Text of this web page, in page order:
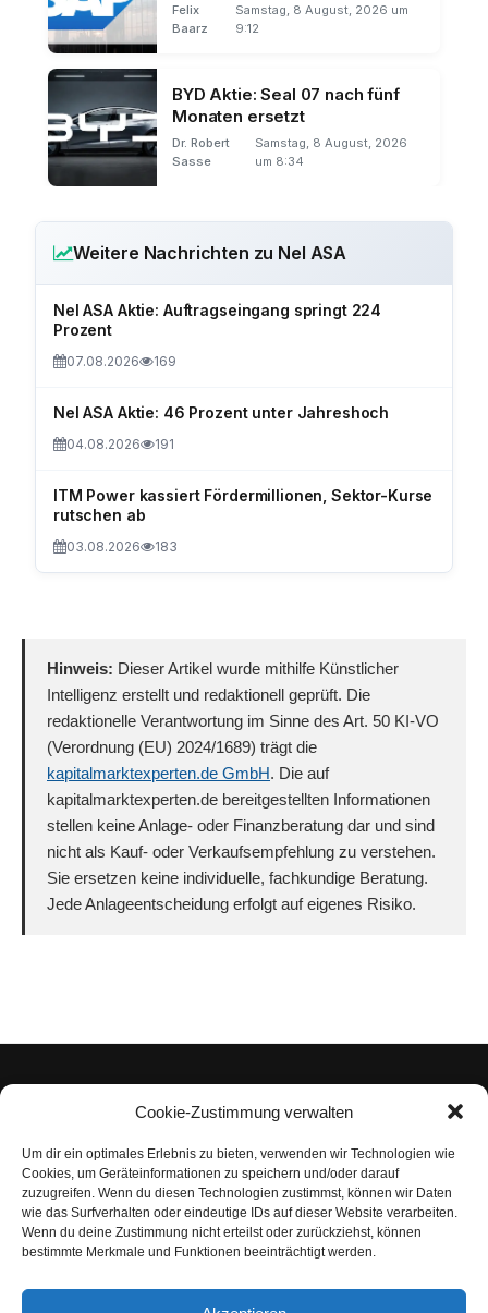
Cookie-Zustimmung verwalten
Um dir ein optimales Erlebnis zu bieten, verwenden wir Technologien wie
Cookies, um Geräteinformationen zu speichern und/oder darauf
zuzugreifen. Wenn du diesen Technologien zustimmst, können wir Daten
wie das Surfverhalten oder eindeutige IDs auf dieser Website verarbeiten.
Wenn du deine Zustimmung nicht erteilst oder zurückziehst, können
bestimmte Merkmale und Funktionen beeinträchtigt werden.
Felix
Baarz
Samstag, 8 August, 2026 um
9:12
BYD Aktie: Seal 07 nach fünf
Monaten ersetzt
Dr. Robert
Sasse
Samstag, 8 August, 2026
um 8:34
Weitere Nachrichten zu Nel ASA
Nel ASA Aktie: Auftragseingang springt 224
Prozent
07.08.2026 169
Nel ASA Aktie: 46 Prozent unter Jahreshoch
04.08.2026 191
ITM Power kassiert Fördermillionen, Sektor-Kurse
rutschen ab
03.08.2026 183
Hinweis: Dieser Artikel wurde mithilfe Künstlicher
Intelligenz erstellt und redaktionell geprüft. Die
redaktionelle Verantwortung im Sinne des Art. 50 KI-VO
(Verordnung (EU) 2024/1689) trägt die
kapitalmarktexperten.de GmbH. Die auf
kapitalmarktexperten.de bereitgestellten Informationen
stellen keine Anlage- oder Finanzberatung dar und sind
nicht als Kauf- oder Verkaufsempfehlung zu verstehen.
Sie ersetzen keine individuelle, fachkundige Beratung.
Jede Anlageentscheidung erfolgt auf eigenes Risiko.
Impressum
Datenschutzerklärung
Nutzungsbedingungen | Haftungsausschluss